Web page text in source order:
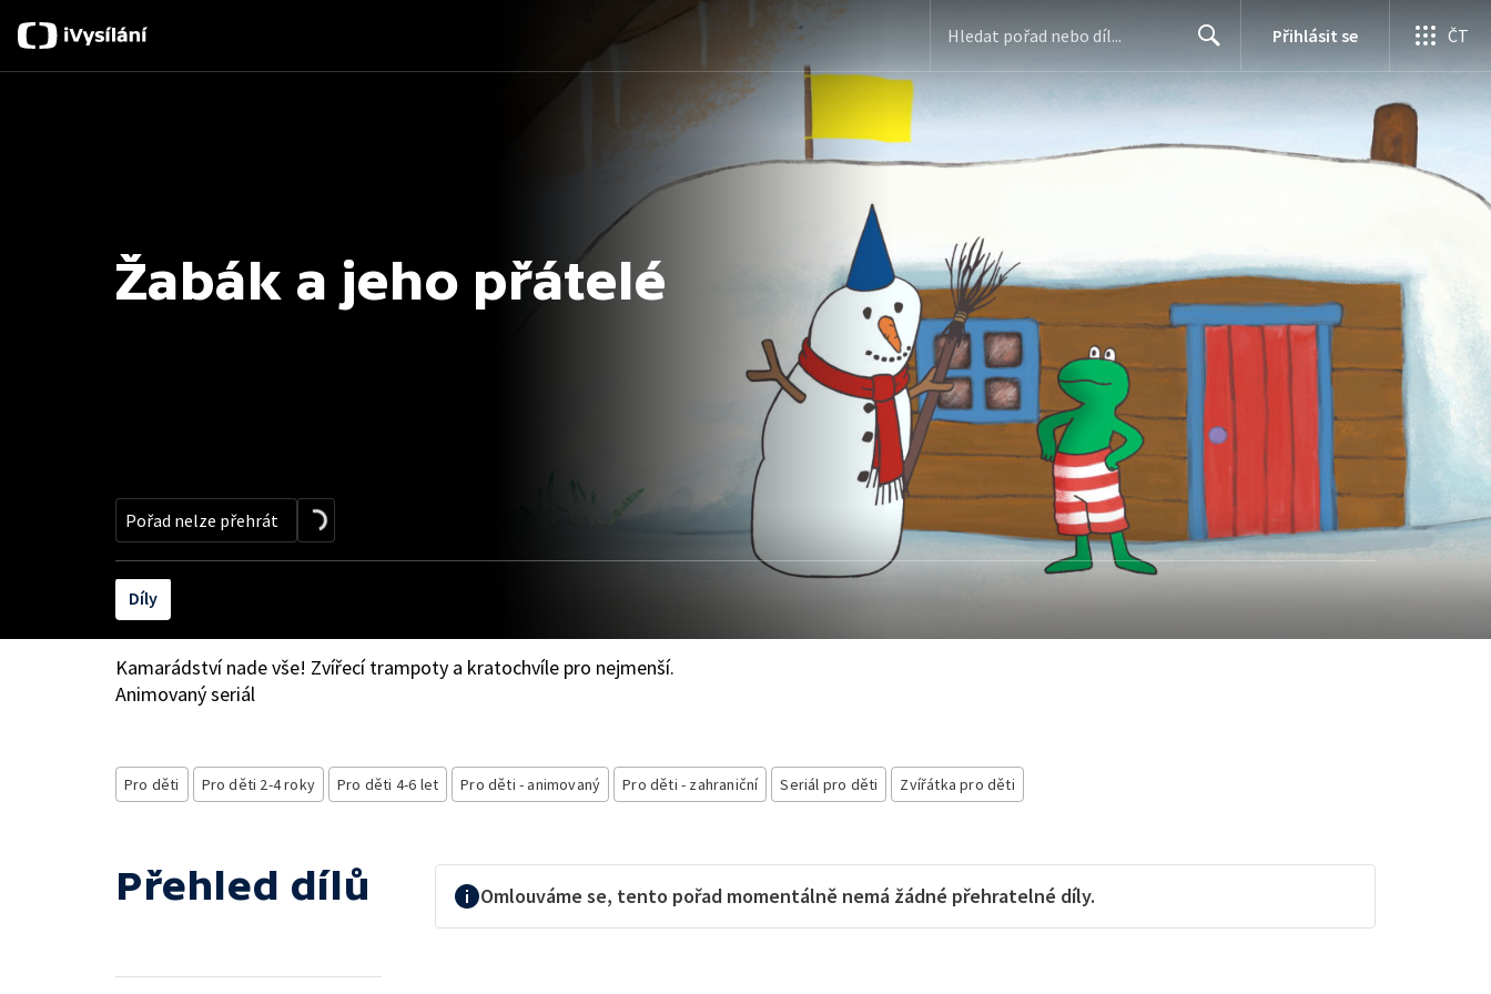
Search
Přihlásit se ČT
Žabák a jeho přátelé
Pořad nelze přehrát
Díly
Kamarádství nade vše! Zvířecí trampoty a kratochvíle pro nejmenší.
Animovaný seriál
Pro děti Pro děti 2-4 roky Pro děti 4-6 let Pro děti - animovaný Pro děti - zahraniční Seriál pro děti Zvířátka pro děti
Přehled dílů Omlouváme se, tento pořad momentálně nemá žádné přehratelné díly.